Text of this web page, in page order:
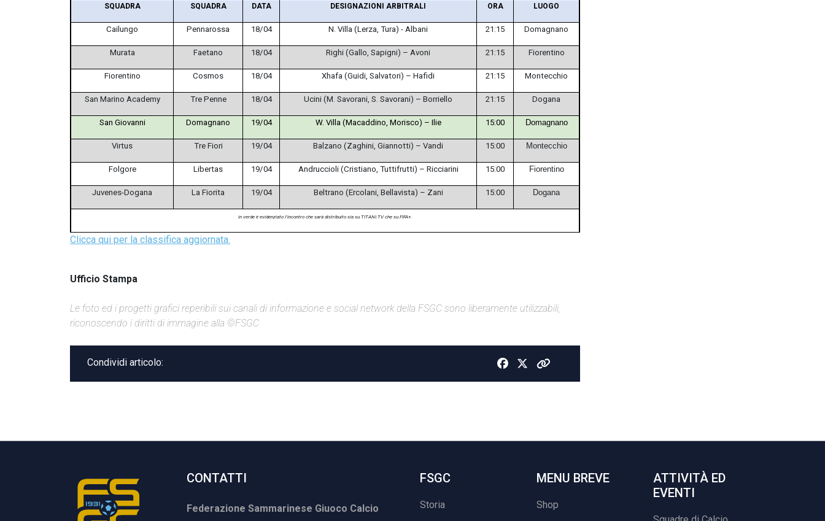
SQUADRA SQUADRA DATA DESIGNAZIONI ARBITRALI ORA LUOGO
Cailungo Pennarossa 18/04 N. Villa (Lerza, Tura) - Albani 21:15 Domagnano
Murata Faetano 18/04 Righi (Gallo, Sapigni) – Avoni 21:15 Fiorentino
Fiorentino Cosmos 18/04 Xhafa (Guidi, Salvatori) – Hafidi 21:15 Montecchio
San Marino Academy Tre Penne 18/04 Ucini (M. Savorani, S. Savorani) – Borriello 21:15 Dogana
San Giovanni Domagnano 19/04 W. Villa (Macaddino, Morisco) – Ilie 15:00 Domagnano
Virtus Tre Fiori 19/04 Balzano (Zaghini, Giannotti) – Vandi 15:00 Montecchio
Folgore Libertas 19/04 Andruccioli (Cristiano, Tuttifrutti) – Ricciarini 15:00 Fiorentino
Juvenes-Dogana La Fiorita 19/04 Beltrano (Ercolani, Bellavista) – Zani 15:00 Dogana
in verde è evidenziato l’incontro che sarà distribuito sia su TITANI.TV che su FIFA+.
Clicca qui per la classifica aggiornata.
Ufficio Stampa
Le foto ed i progetti grafici reperibili sui canali di informazione e social network della FSGC sono liberamente utilizzabili,
riconoscendo i diritti di immagine alla ©FSGC
Condividi articolo:
CONTATTI
Federazione Sammarinese Giuoco Calcio
FSGC
Storia
MENU BREVE
Shop
ATTIVITÀ ED
EVENTI